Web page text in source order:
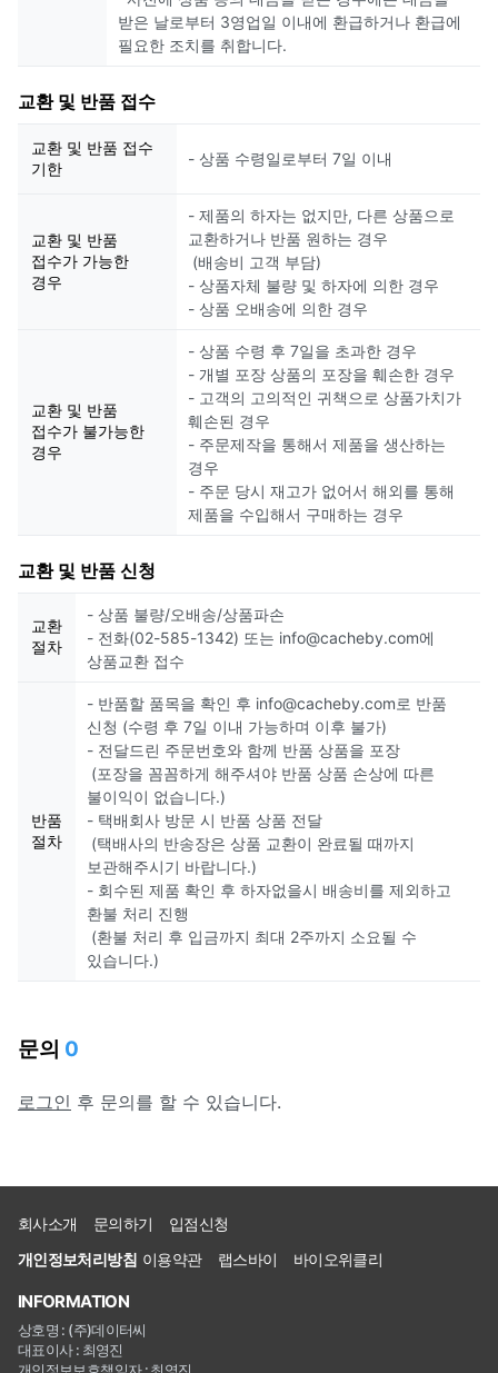
받은 날로부터 3영업일 이내에 환급하거나 환급에
필요한 조치를 취합니다.
교환 및 반품 접수
교환 및 반품 접수
기한
- 상품 수령일로부터 7일 이내
교환 및 반품
접수가 가능한
경우
- 제품의 하자는 없지만, 다른 상품으로
교환하거나 반품 원하는 경우
(배송비 고객 부담)
- 상품자체 불량 및 하자에 의한 경우
- 상품 오배송에 의한 경우
교환 및 반품
접수가 불가능한
경우
- 상품 수령 후 7일을 초과한 경우
- 개별 포장 상품의 포장을 훼손한 경우
- 고객의 고의적인 귀책으로 상품가치가
훼손된 경우
- 주문제작을 통해서 제품을 생산하는
경우
- 주문 당시 재고가 없어서 해외를 통해
제품을 수입해서 구매하는 경우
교환 및 반품 신청
교환
절차
- 상품 불량/오배송/상품파손
- 전화(02-585-1342) 또는 info@cacheby.com에
상품교환 접수
반품
절차
- 반품할 품목을 확인 후 info@cacheby.com로 반품
신청 (수령 후 7일 이내 가능하며 이후 불가)
- 전달드린 주문번호와 함께 반품 상품을 포장
(포장을 꼼꼼하게 해주셔야 반품 상품 손상에 따른
불이익이 없습니다.)
- 택배회사 방문 시 반품 상품 전달
(택배사의 반송장은 상품 교환이 완료될 때까지
보관해주시기 바랍니다.)
- 회수된 제품 확인 후 하자없을시 배송비를 제외하고
환불 처리 진행
(환불 처리 후 입금까지 최대 2주까지 소요될 수
있습니다.)
문의 0
로그인 후 문의를 할 수 있습니다.
회사소개 문의하기
입점신청
개인정보처리방침 이용약관 랩스바이 바이오위클리
INFORMATION
상호명 : (주)데이터씨
대표이사 : 최영진